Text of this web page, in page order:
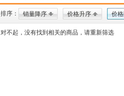
排序： 销量降序 价格升序 价
对不起，没有找到相关的商品，请重新筛选